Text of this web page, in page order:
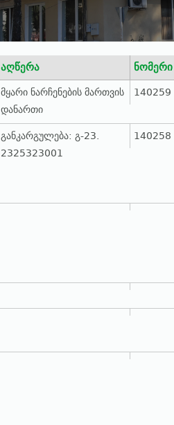
აღწერა ნომერი
მყარი ნარჩენების მართვის
დანართი
140259
განკარგულება: გ-23.
2325323001
140258